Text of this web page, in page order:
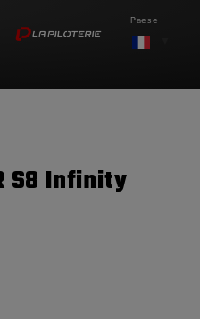
Paese
S8 Infinity